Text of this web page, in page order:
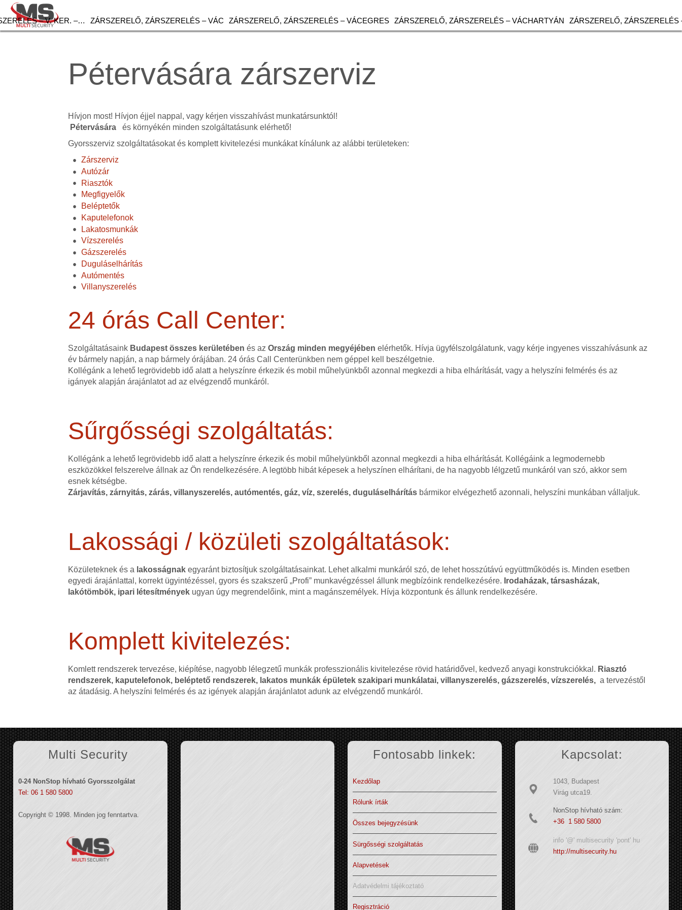
– V. KER. –… ZÁRSZERELŐ, ZÁRSZERELÉS – VÁC ZÁRSZERELŐ, ZÁRSZERELÉS – VÁCEGRES ZÁRSZERELŐ, ZÁRSZERELÉS – VÁCHARTYÁN ZÁRSZERELŐ, ZÁRSZERELÉS
Pétervására zárszerviz
Hívjon most! Hívjon éjjel nappal, vagy kérjen visszahívást munkatársunktól!
Pétervására
és környékén minden szolgáltatásunk elérhető!
Gyorsszerviz szolgáltatásokat és komplett kivitelezési munkákat kínálunk az alábbi területeken:
Zárszerviz
Autózár
Riasztók
Megfigyelők
Beléptetők
Kaputelefonok
Lakatosmunkák
Vízszerelés
Gázszerelés
Duguláselhárítás
Autómentés
Villanyszerelés
24 órás Call Center:
Szolgáltatásaink Budapest összes kerületében és azOrszág minden megyéjében elérhetők. Hívja ügyfélszolgálatunk, vagy kérje ingyenes visszahívásunk az
év bármely napján, a nap bármely órájában. 24 órás Call Centerünkben nem géppel kell beszélgetnie.
Kollégánk a lehető legrövidebb idő alatt a helyszínre érkezik és mobil műhelyünkből azonnal megkezdi a hiba elhárítását, vagy a helyszíni felmérés és az
igányek alapján árajánlatot ad az elvégzendő munkáról.
Sűrgősségi szolgáltatás:
Kollégánk a lehető legrövidebb idő alatt a helyszínre érkezik és mobil műhelyünkből azonnal megkezdi a hiba elhárítását. Kollégáink a legmodernebb
eszközökkel felszerelve állnak az Ön rendelkezésére. A legtöbb hibát képesek a helyszínen elhárítani, de ha nagyobb lélgzetű munkáról van szó, akkor sem
esnek kétségbe.
Zárjavítás, zárnyitás, zárás, villanyszerelés, autómentés, gáz, víz, szerelés, duguláselhárítás bármikor elvégezhető azonnali, helyszíni munkában vállaljuk.
Lakossági / közületi szolgáltatások:
Közületeknek és a lakosságnak egyaránt biztosítjuk szolgáltatásainkat. Lehet alkalmi munkáról szó, de lehet hosszútávú együttműködés is. Minden esetben
egyedi árajánlattal, korrekt ügyintézéssel, gyors és szakszerű „Profi” munkavégzéssel állunk megbízóink rendelkezésére. Irodaházak, társasházak,
lakótömbök, ipari létesítmények ugyan úgy megrendelőink, mint a magánszemélyek. Hívja központunk és állunk rendelkezésére.
Komplett kivitelezés:
Komlett rendszerek tervezése, kiépítése, nagyobb lélegzetű munkák professzionális kivitelezése rövid határidővel, kedvező anyagi konstrukciókkal. Riasztó
rendszerek, kaputelefonok, beléptető rendszerek, lakatos munkák épületek szakipari munkálatai, villanyszerelés, gázszerelés, vízszerelés, a tervezéstől
az átadásig. A helyszíni felmérés és az igények alapján árajánlatot adunk az elvégzendő munkáról.
Multi Security
0-24 NonStop hívható Gyorsszolgálat
Tel: 06 1 580 5800
Copyright © 1998. Minden jog fenntartva.
Fontosabb linkek:
Kezdőlap
Rólunk írták
Összes bejegyzésünk
Sürgősségi szolgáltatás
Alapvetések
Adatvédelmi tájékoztató
Regisztráció
Kapcsolat:
1043, Budapest
Virág utca19.
NonStop hívható szám:
+36 1 580 5800
info '@' multisecurity 'pont' hu
http://multisecurity.hu